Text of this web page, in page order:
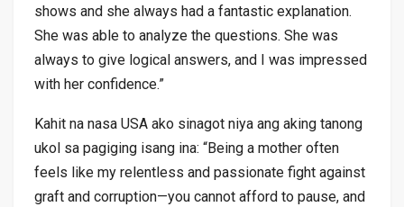
shows and she always had a fantastic explanation.
She was able to analyze the questions. She was
always to give logical answers, and I was impressed
with her confidence.”
Kahit na nasa USA ako sinagot niya ang aking tanong
ukol sa pagiging isang ina: “Being a mother often
feels like my relentless and passionate fight against
graft and corruption—you cannot afford to pause, and